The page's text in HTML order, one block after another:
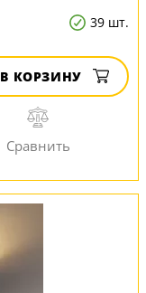
39 шт.
В КОРЗИНУ